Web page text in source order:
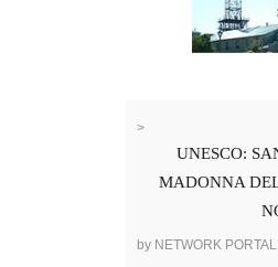
>
UNESCO:
MADONNA
by NETWORK PORTALI